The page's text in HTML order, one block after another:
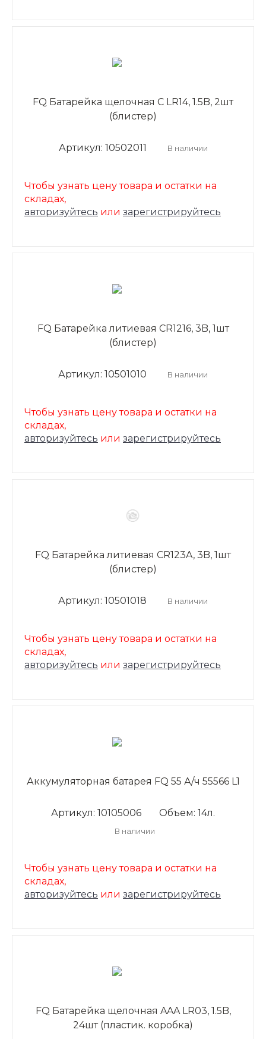
FQ Батарейка щелочная C LR14, 1.5B, 2шт
(блистер)
Артикул: 10502011 В наличии
Чтобы узнать цену товара и остатки на
складах,
авторизуйтесь или зарегистрируйтесь
FQ Батарейка литиевая CR1216, 3B, 1шт
(блистер)
Артикул: 10501010 В наличии
Чтобы узнать цену товара и остатки на
складах,
авторизуйтесь или зарегистрируйтесь
FQ Батарейка литиевая CR123A, 3B, 1шт
(блистер)
Артикул: 10501018 В наличии
Чтобы узнать цену товара и остатки на
складах,
авторизуйтесь или зарегистрируйтесь
Аккумуляторная батарея FQ 55 А/ч 55566 L1
Артикул: 10105006 Объем: 14л.
В наличии
Чтобы узнать цену товара и остатки на
складах,
авторизуйтесь или зарегистрируйтесь
FQ Батарейка щелочная AAA LR03, 1.5B,
24шт (пластик. коробка)